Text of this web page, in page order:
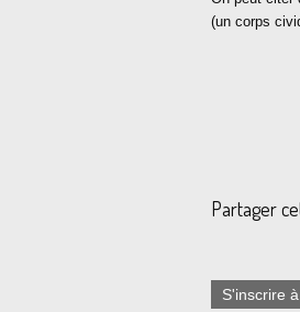
(un corps
Partager
S'inscrire